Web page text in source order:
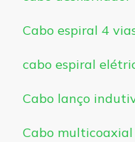
Cabo espiral 4
cabo espiral
Cabo lanço
Cabo multicoaxial